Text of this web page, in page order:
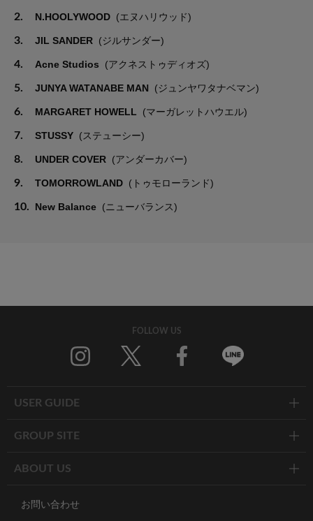
2. N.HOOLYWOOD (エヌハリウッド)
3. JIL SANDER (ジルサンダー)
4. Acne Studios (アクネストゥディオズ)
5. JUNYA WATANABE MAN (ジュンヤワタナベマン)
6. MARGARET HOWELL (マーガレットハウエル)
7. STUSSY (ステューシー)
8. UNDER COVER (アンダーカバー)
9. TOMORROWLAND (トゥモローランド)
10. New Balance (ニューバランス)
FOLLOW US
USER GUIDE
GROUP SITE
ABOUT US
お問い合わせ